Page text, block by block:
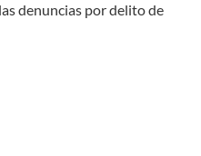
denuncias por delito de